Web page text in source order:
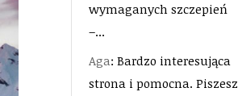
wymaganych szczepień
–...
Aga: Bardzo interesująca
strona i pomocna. Piszesz